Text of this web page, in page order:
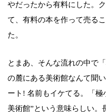
やだったから有料にした。
て、有料の本を作って売る
た。
とまあ、そんな流れの中で
の麓にある美術館なんて聞
ート! 名前もイケてる。「極
美術館”という意味らしい